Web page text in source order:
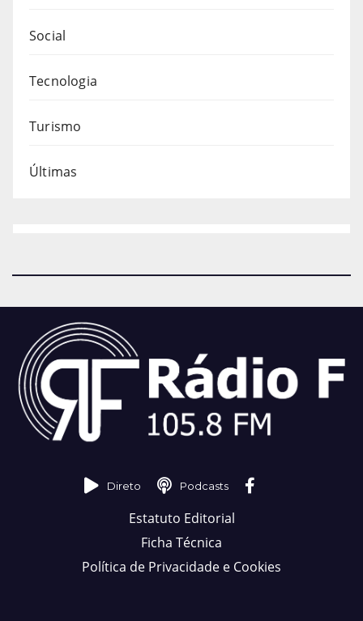
Social
Tecnologia
Turismo
Últimas
Direto Podcasts
Estatuto Editorial
Ficha Técnica
Política de Privacidade e Cookies